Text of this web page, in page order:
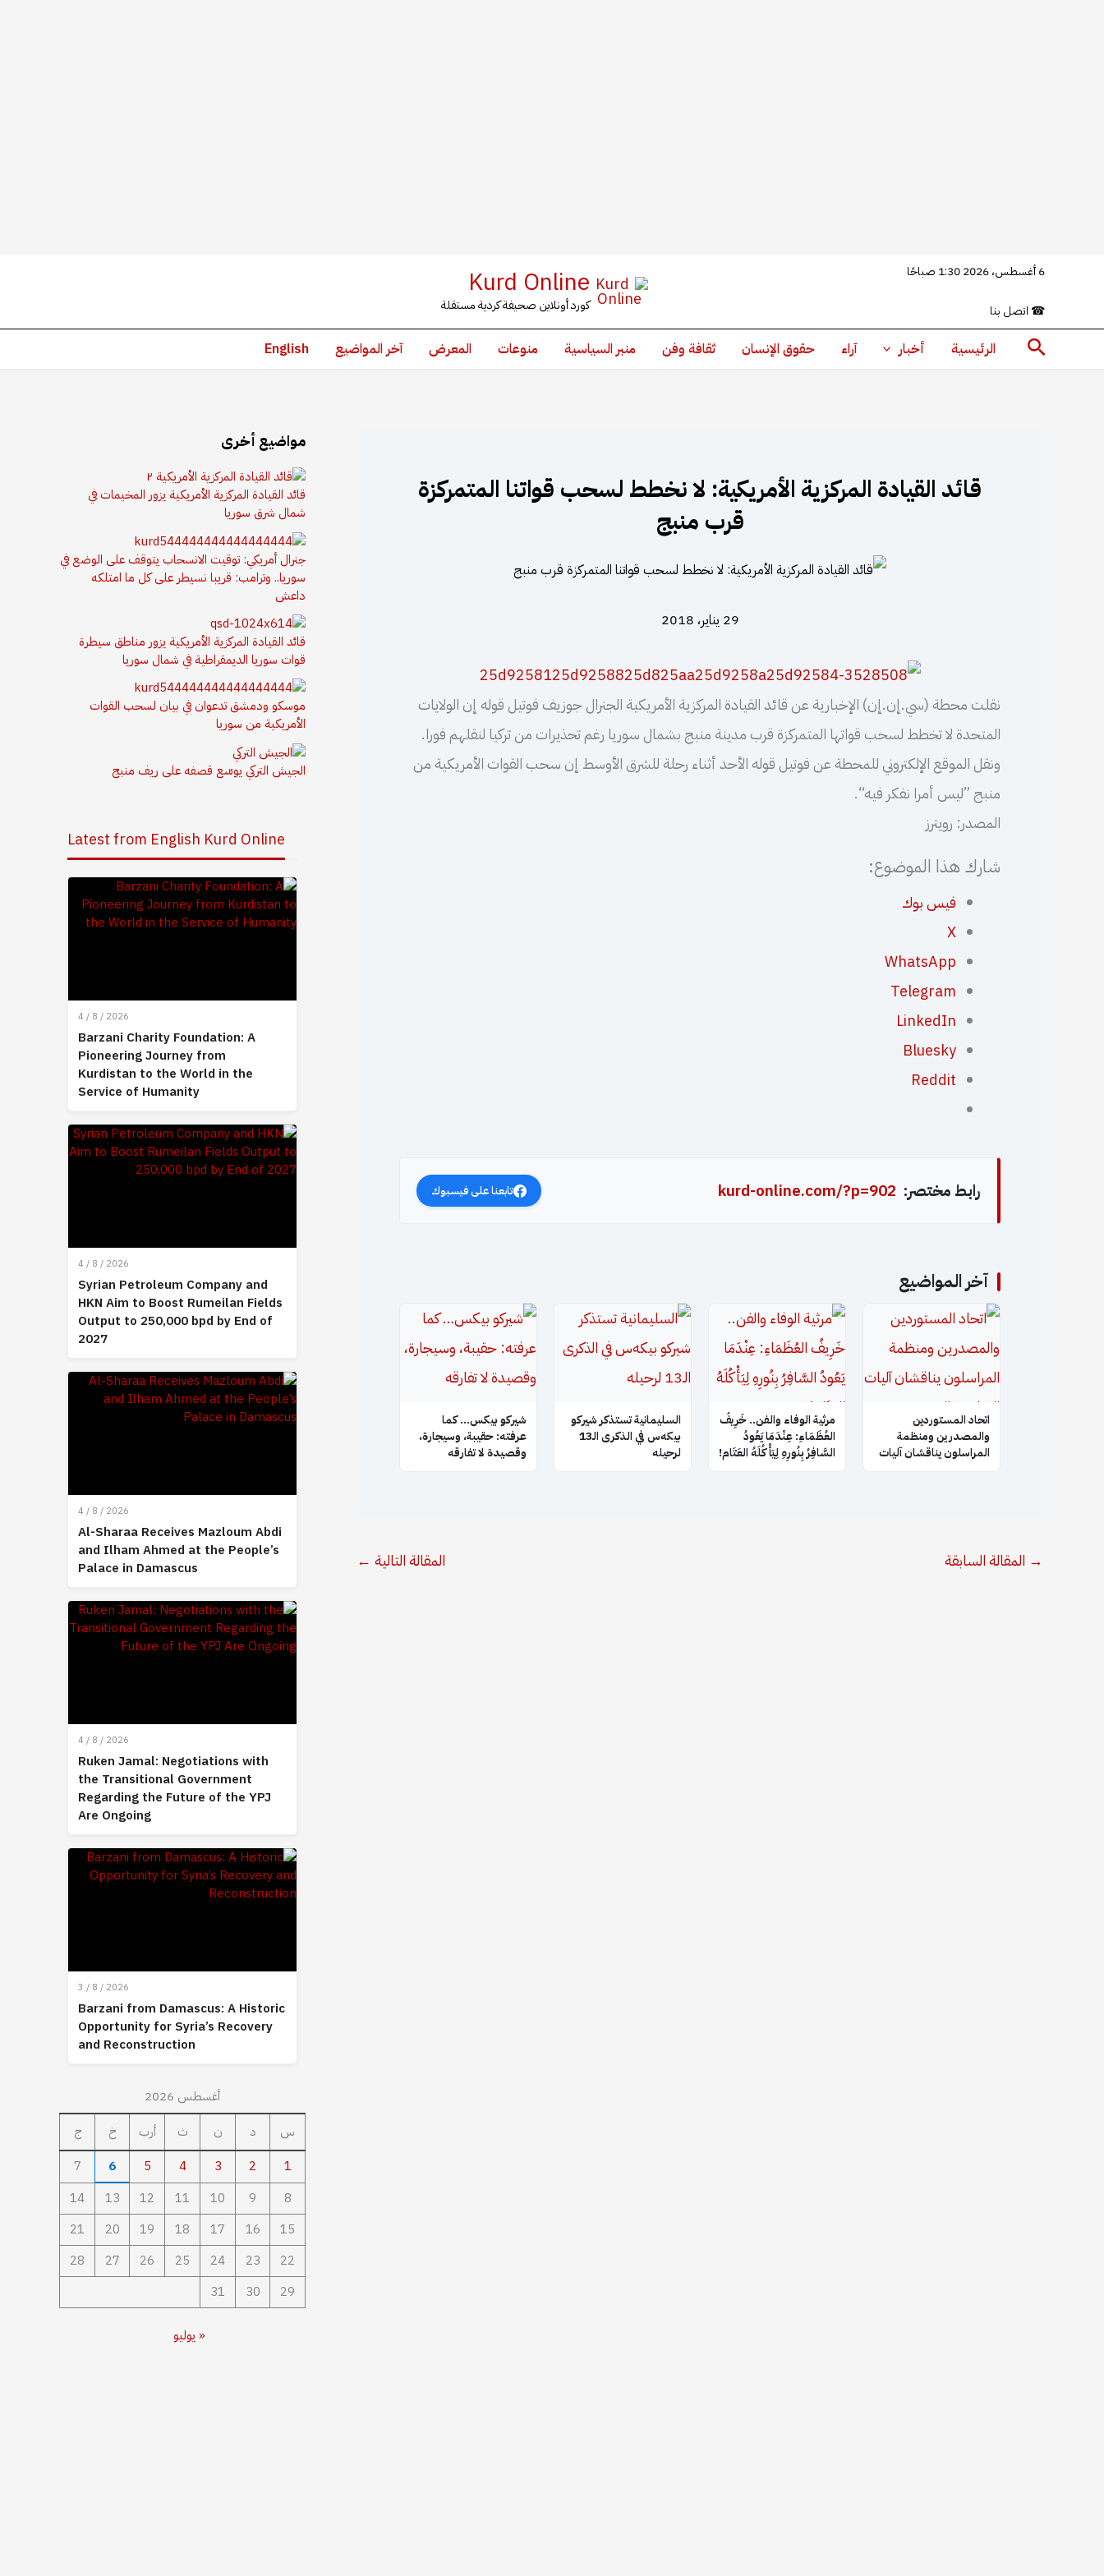
المحتوى
6 أغسطس، 2026 1:30 صباحًا
☎ اتصل بنا
Kurd Online
كورد أونلاين صحيفة كردية مستقلة
البحث الرئيسية أخبار آراء حقوق الإنسان ثقافة وفن منبر السياسية منوعات المعرض آخر المواضيع English
قائد القيادة المركزية الأمريكية: لا نخطط لسحب قواتنا المتمركزة
قرب منبج
29 يناير، 2018
نقلت محطة (سي.إن.إن) الإخبارية عن قائد القيادة المركزية الأمريكية الجنرال جوزيف فوتيل قوله إن الولايات
المتحدة لا تخطط لسحب قواتها المتمركزة قرب مدينة منبج بشمال سوريا رغم تحذيرات من تركيا لنقلهم فورا.
ونقل الموقع الإلكتروني للمحطة عن فوتيل قوله الأحد أثناء رحلة للشرق الأوسط إن سحب القوات الأمريكية من
منبج ”ليس أمرا نفكر فيه“.
المصدر: رويترز
شارك هذا الموضوع:
فيس بوك
X
WhatsApp
Telegram
LinkedIn
Bluesky
Reddit
رابط مختصر: kurd-online.com/?p=902 تابعنا على فيسبوك
آخر المواضيع
اتحاد المستوردين
والمصدرين ومنظمة
المراسلون يناقشان آليات
​مرثية الوفاء والفن.. خَرِيفُ
العُظَمَاءِ: عِنْدَمَا يَعُودُ
السَّافِرُ بِنُورِهِ لِيَأْكُلَهُ العَتَام!
السليمانية تستذكر شيركو
بيكه‌س في الذكرى الـ13
لرحيله
شيركو بيكس… كما
عرفته: حقيبة، وسيجارة،
وقصيدة لا تفارقه
→ المقالة السابقة المقالة التالية ←
مواضيع أخرى
قائد القيادة المركزية الأمريكية يزور المخيمات في
شمال شرق سوريا
جنرال أمريكي: توقيت الانسحاب يتوقف على الوضع في
سوريا.. وترامب: قريبا نسيطر على كل ما امتلكه
داعش
قائد القيادة المركزية الأمريكية يزور مناطق سيطرة
قوات سوريا الديمقراطية في شمال سوريا
موسكو ودمشق تدعوان في بيان لسحب القوات
الأمريكية من سوريا
الجيش التركي يوسّع قصفه على ريف منبج
Latest from English Kurd Online
4 / 8 / 2026
Barzani Charity Foundation: A
Pioneering Journey from
Kurdistan to the World in the
Service of Humanity
4 / 8 / 2026
Syrian Petroleum Company and
HKN Aim to Boost Rumeilan Fields
Output to 250,000 bpd by End of
2027
4 / 8 / 2026
Al-Sharaa Receives Mazloum Abdi
and Ilham Ahmed at the People’s
Palace in Damascus
4 / 8 / 2026
Ruken Jamal: Negotiations with
the Transitional Government
Regarding the Future of the YPJ
Are Ongoing
3 / 8 / 2026
Barzani from Damascus: A Historic
Opportunity for Syria’s Recovery
and Reconstruction
أغسطس 2026
س
د ن ث أرب خ
ج
1
2
3
4
5
6
7
8
9
10
11
12
13
14
15
16
17
18
19
20
21
22
23
24
25
26
27
28
29
30
31
« يوليو